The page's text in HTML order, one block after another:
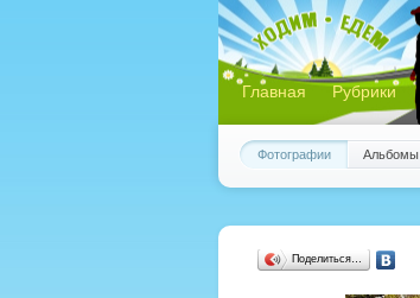
Главная Рубрики
Фотографии Альбомы
Поделиться…